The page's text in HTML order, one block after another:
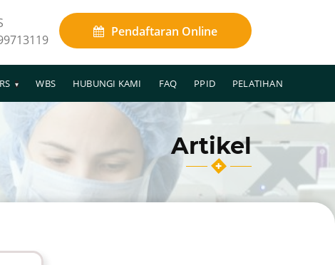
Pendaftaran Online
WBS HUBUNGI KAMI FAQ PPID PELATIHAN
Artikel